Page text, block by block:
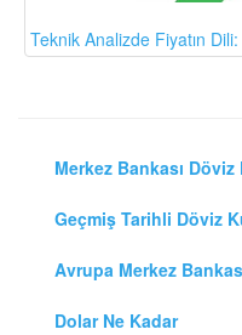
Teknik Analizde Fiyatın
Merkez Bankası Döviz
Geçmiş Tarihli Döviz
Avrupa Merkez
Dolar Ne Kadar